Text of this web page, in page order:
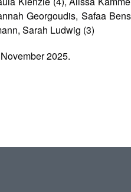
Georgoudis, Safaa
Sarah Ludwig (3)
2025.